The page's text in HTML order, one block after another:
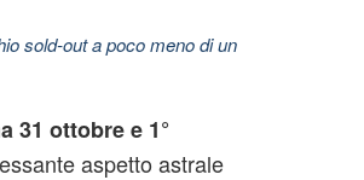
sold-out a poco meno di un
31 ottobre e 1°
aspetto astrale